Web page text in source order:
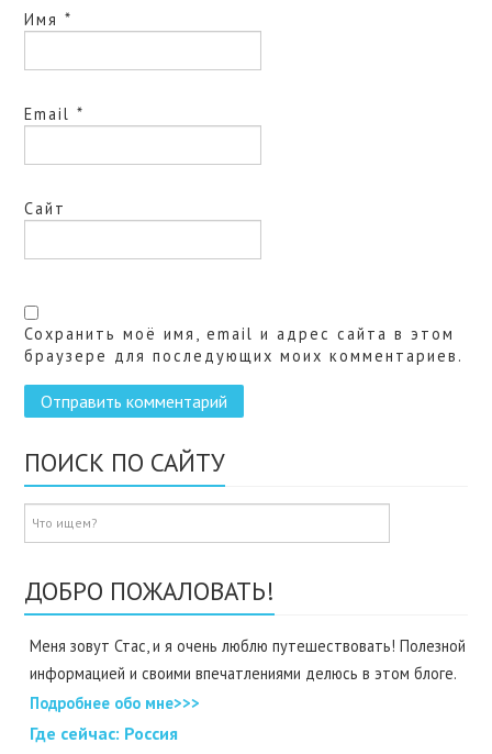
Имя*
Email*
Сайт
Сохранить моё имя, email и адрес сайта в этом
браузере для последующих моих комментариев.
ПОИСК ПО САЙТУ
ДОБРО ПОЖАЛОВАТЬ!
Меня зовут Стас, и я очень люблю путешествовать! Полезной
информацией и своими впечатлениями делюсь в этом блоге.
Подробнее обо мне>>>
Где cейчас: Россия